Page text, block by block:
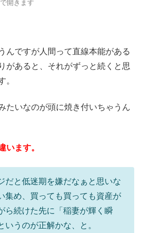
開きます
んですが人間って直線本能がある
があると、それがずっと続くと思
。
たいなのが頭に焼き付いちゃうん
います。
だと低迷期を嫌だなぁと思いな
集め、買っても買っても資産が
ら続けた先に「稲妻が輝く瞬
いうのが正解かな、と。